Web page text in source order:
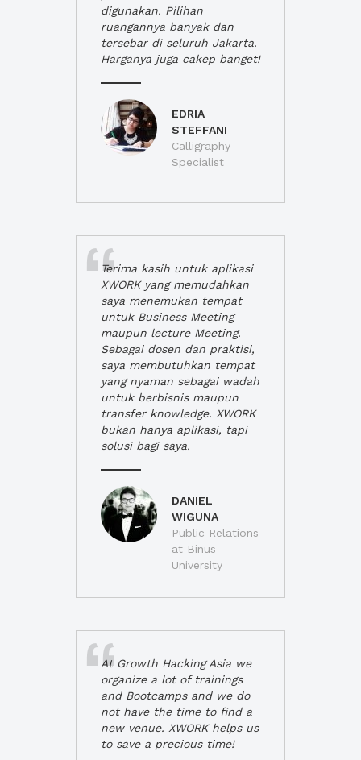
digunakan. Pilihan
ruangannya banyak dan
tersebar di seluruh Jakarta.
Harganya juga cakep banget!
EDRIA
STEFFANI
Calligraphy
Specialist
Terima kasih untuk aplikasi
XWORK yang memudahkan
saya menemukan tempat
untuk Business Meeting
maupun lecture Meeting.
Sebagai dosen dan praktisi,
saya membutuhkan tempat
yang nyaman sebagai wadah
untuk berbisnis maupun
transfer knowledge. XWORK
bukan hanya aplikasi, tapi
solusi bagi saya.
DANIEL
WIGUNA
Public Relations
at Binus
University
At Growth Hacking Asia we
organize a lot of trainings
and Bootcamps and we do
not have the time to find a
new venue. XWORK helps us
to save a precious time!